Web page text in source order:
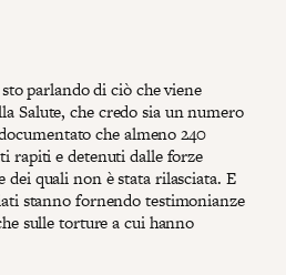
parlando di ciò che viene
Salute, che credo sia un numero
che almeno 240
rapiti e detenuti dalle forze
dei quali non è stata rilasciata. E
stanno fornendo testimonianze
sulle torture a cui hanno